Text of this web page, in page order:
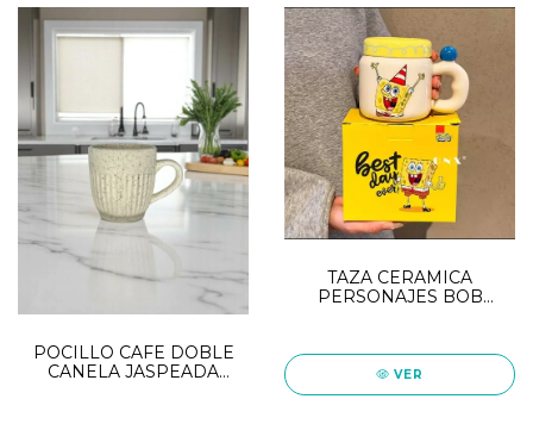
POCILLO CAFE DOBLE
CANELA JASPEADA
TAZA CERAMICA
PERSONAJES BOB
VER